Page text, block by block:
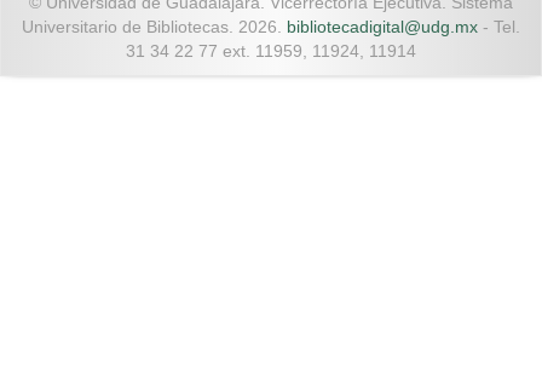
Universitario de Bibliotecas. 2026. bibliotecadigital@udg.mx - Tel.
31 34 22 77 ext. 11959, 11924, 11914